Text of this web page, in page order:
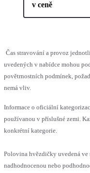
v ceně
Čas stravování a provoz
uvedených v nabídce mohou
povětrnostních podmínek,
nemá vliv.
Informace o oficiální
používanou v příslušné zemi.
konkrétní kategorie.
Polovina hvězdičky uvedená
nadhodnocenou nebo